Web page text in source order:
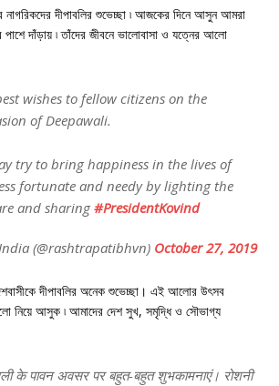
নাগরিকদের দীপাবলির শুভেচ্ছা ৷ আজকের দিনে আসুন আমরা
পাশে দাঁড়ায় ৷ তাঁদের জীবনে ভালোবাসা ও যত্নের আলো
wishes to fellow citizens on the
of Deepawali.
try to bring happiness in the lives of
fortunate and needy by lighting the
and sharing#PresidentKovind
(@rashtrapatibhvn) October 27, 2019
দীপাবলির অনেক শুভেচ্ছা। এই আলোর উৎসব
নিয়ে আসুক ৷ আমাদের দেশ সুখ, সমৃদ্ধি ও সৌভাগ্য
के पावन अवसर पर बहुत-बहुत शुभकामनाएं। रोशनी